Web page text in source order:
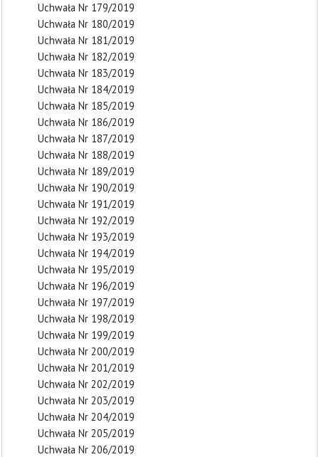
Uchwała Nr 179/2019
Uchwała Nr 180/2019
Uchwała Nr 181/2019
Uchwała Nr 182/2019
Uchwała Nr 183/2019
Uchwała Nr 184/2019
Uchwała Nr 185/2019
Uchwała Nr 186/2019
Uchwała Nr 187/2019
Uchwała Nr 188/2019
Uchwała Nr 189/2019
Uchwała Nr 190/2019
Uchwała Nr 191/2019
Uchwała Nr 192/2019
Uchwała Nr 193/2019
Uchwała Nr 194/2019
Uchwała Nr 195/2019
Uchwała Nr 196/2019
Uchwała Nr 197/2019
Uchwała Nr 198/2019
Uchwała Nr 199/2019
Uchwała Nr 200/2019
Uchwała Nr 201/2019
Uchwała Nr 202/2019
Uchwała Nr 203/2019
Uchwała Nr 204/2019
Uchwała Nr 205/2019
Uchwała Nr 206/2019